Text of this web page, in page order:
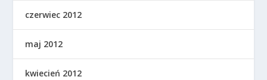
czerwiec 2012
maj 2012
kwiecień 2012